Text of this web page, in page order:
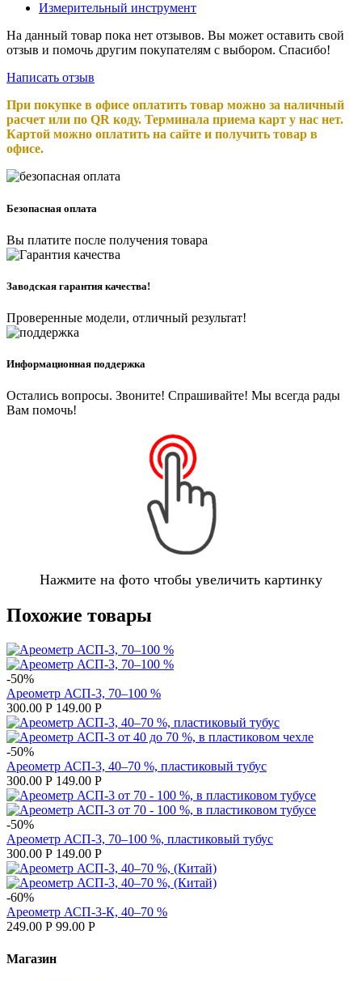
Измерительный инструмент
На данный товар пока нет отзывов. Вы может оставить свой
отзыв и помочь другим покупателям с выбором. Спасибо!
Написать отзыв
При покупке в офисе оплатить товар можно за наличный
расчет или по QR коду. Терминала приема карт у нас нет.
Картой можно оплатить на сайте и получить товар в
офисе.
Безопасная оплата
Вы платите после получения товара
Заводская гарантия качества!
Проверенные модели, отличный результат!
Информационная поддержка
Остались вопросы. Звоните! Спрашивайте! Мы всегда рады
Вам помочь!
Нажмите на фото чтобы увеличить картинку
Похожие товары
-50%
Ареометр АСП-3, 70–100 %
300.00 Р 149.00 Р
-50%
Ареометр АСП-3, 40–70 %, пластиковый тубус
300.00 Р 149.00 Р
-50%
Ареометр АСП-3, 70–100 %, пластиковый тубус
300.00 Р 149.00 Р
-60%
Ареометр АСП-3-К, 40–70 %
249.00 Р 99.00 Р
Магазин